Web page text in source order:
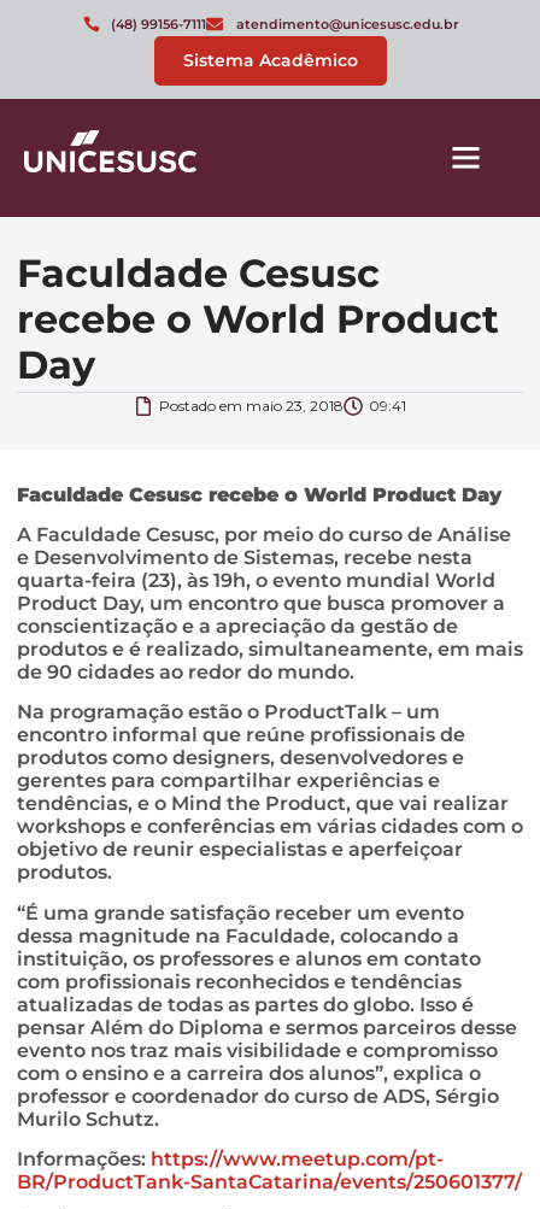
(48) 99156-7111 atendimento@unicesusc.edu.br
Sistema Acadêmico
Faculdade Cesusc
recebe o World Product
Day
Postado em maio 23, 2018 09:41
Faculdade Cesusc recebe o World Product Day
A Faculdade Cesusc, por meio do curso de Análise
e Desenvolvimento de Sistemas, recebe nesta
quarta-feira (23), às 19h, o evento mundial World
Product Day, um encontro que busca promover a
conscientização e a apreciação da gestão de
produtos e é realizado, simultaneamente, em mais
de 90 cidades ao redor do mundo.
Na programação estão o ProductTalk – um
encontro informal que reúne profissionais de
produtos como designers, desenvolvedores e
gerentes para compartilhar experiências e
tendências, e o Mind the Product, que vai realizar
workshops e conferências em várias cidades com o
objetivo de reunir especialistas e aperfeiçoar
produtos.
“É uma grande satisfação receber um evento
dessa magnitude na Faculdade, colocando a
instituição, os professores e alunos em contato
com profissionais reconhecidos e tendências
atualizadas de todas as partes do globo. Isso é
pensar Além do Diploma e sermos parceiros desse
evento nos traz mais visibilidade e compromisso
com o ensino e a carreira dos alunos”, explica o
professor e coordenador do curso de ADS, Sérgio
Murilo Schutz.
Informações: https://www.meetup.com/pt-
BR/ProductTank-SantaCatarina/events/250601377/